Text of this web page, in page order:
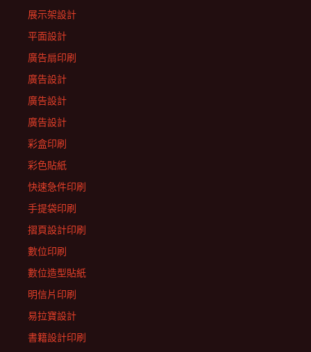
展示架設計
平面設計
廣告扇印刷
廣告設計
廣告設計
廣告設計
彩盒印刷
彩色貼紙
快速急件印刷
手提袋印刷
摺頁設計印刷
數位印刷
數位造型貼紙
明信片印刷
易拉寶設計
書籍設計印刷